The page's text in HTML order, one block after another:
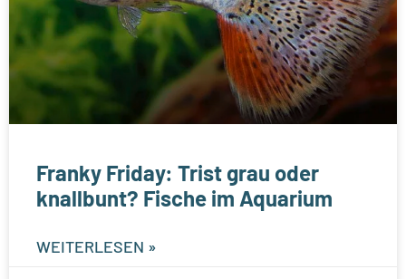
Franky Friday: Trist grau oder
knallbunt? Fische im Aquarium
WEITERLESEN »